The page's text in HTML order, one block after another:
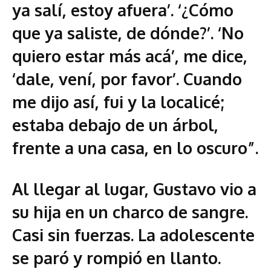
ya salí, estoy afuera’. ‘¿Cómo
que ya saliste, de dónde?’. ‘No
quiero estar más acá’, me dice,
‘dale, vení, por favor’. Cuando
me dijo así, fui y la localicé;
estaba debajo de un árbol,
frente a una casa, en lo oscuro”.
Al llegar al lugar, Gustavo vio a
su hija en un charco de sangre.
Casi sin fuerzas. La adolescente
se paró y rompió en llanto.